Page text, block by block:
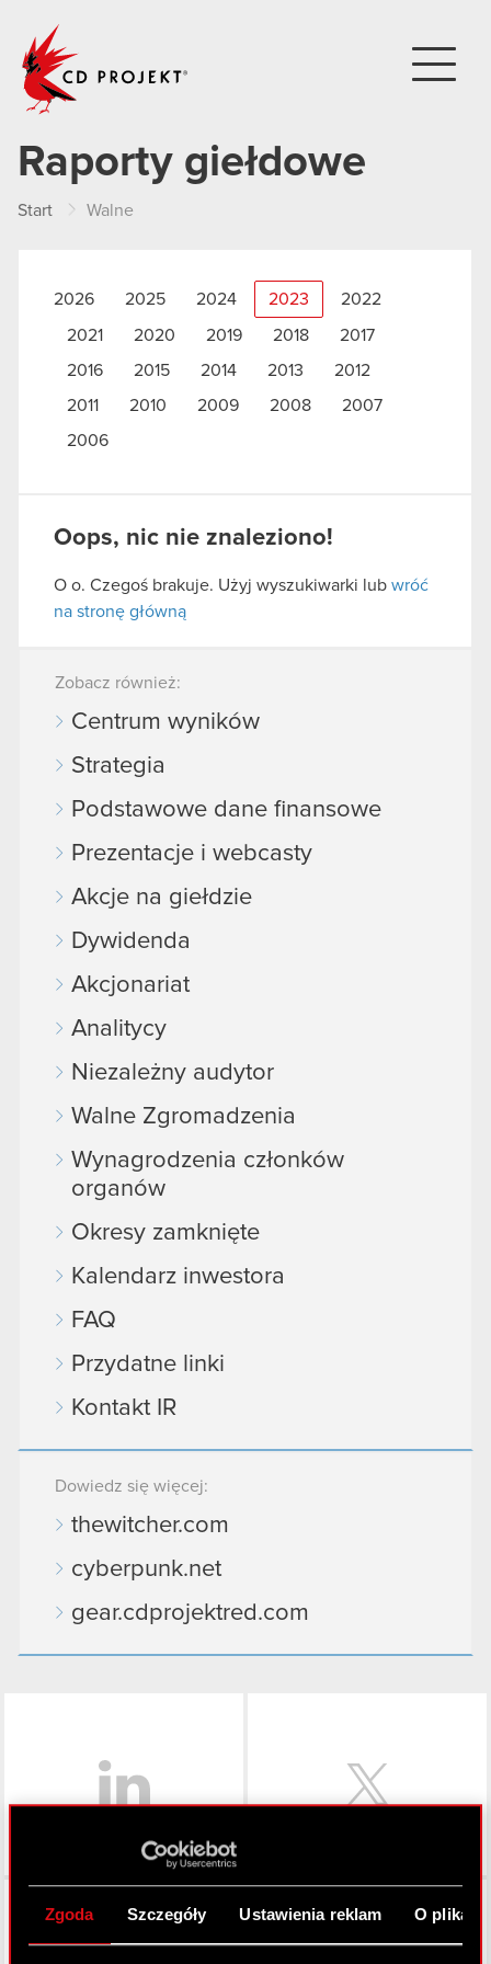
Zgoda Szczegóły Ustawienia reklam O
Raporty giełdowe
Start Walne
2026 2025 2024 2023 2022
2021 2020 2019 2018
2017
2016
2015 2014 2013
2012
2011
2010 2009 2008
2007
2006
Oops, nic nie znaleziono!
O o. Czegoś brakuje. Użyj wyszukiwarki lub wróć
na stronę główną
Zobacz również:
Centrum wyników
Strategia
Podstawowe dane finansowe
Prezentacje i webcasty
Akcje na giełdzie
Dywidenda
Akcjonariat
Analitycy
Niezależny audytor
Walne Zgromadzenia
Wynagrodzenia członków
organów
Okresy zamknięte
Kalendarz inwestora
FAQ
Przydatne linki
Kontakt IR
Dowiedz się więcej:
thewitcher.com
cyberpunk.net
gear.cdprojektred.com